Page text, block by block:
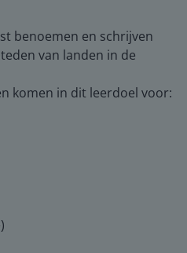
benoemen en schrijven
van landen in de
komen in dit leerdoel voor: